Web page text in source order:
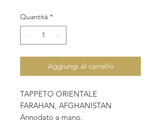
Quantità *
Aggiungi al carrello
TAPPETO ORIENTALE
FARAHAN, AFGHANISTAN
Annodato a mano.